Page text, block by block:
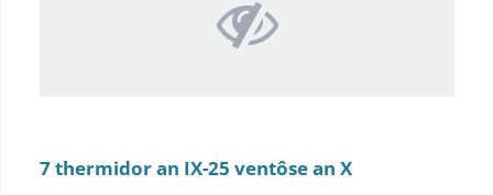
7 thermidor an IX-25 ventôse an X